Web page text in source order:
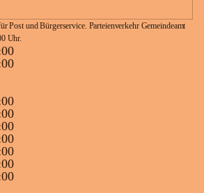
Post und Bürgerservice. Parteienverkehr Gemeindeamt
Uhr.